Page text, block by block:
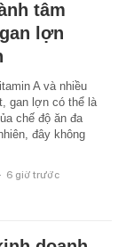
tâm
lợn
A và nhiều
gan lợn có thể là
chế độ ăn đa
đây không
6 giờ trước